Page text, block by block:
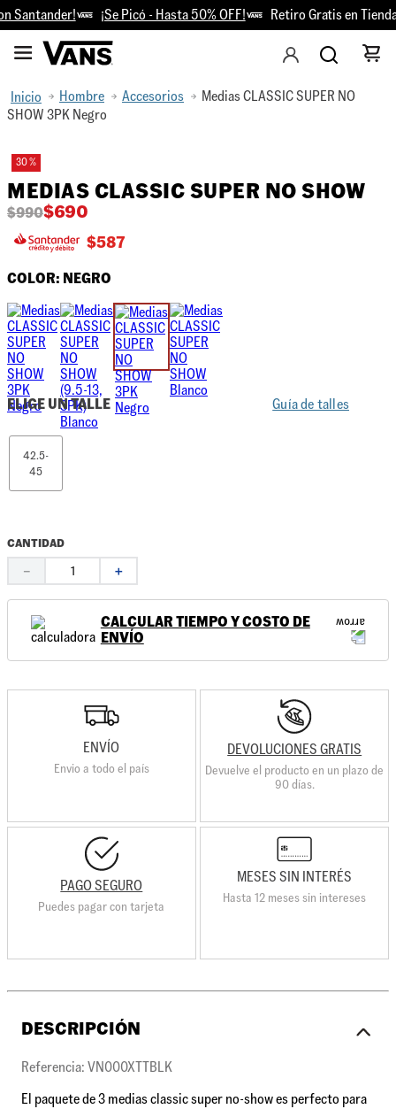
Santander! ¡Se Picó - Hasta 50% OFF! Retiro Gratis en Tiendas
Hombre Accesorios
Medias CLASSIC SUPER NO
SHOW 3PK Negro
30 %
MEDIAS CLASSIC SUPER NO SHOW
$690
$990
$587
COLOR: NEGRO
ELIGE UN TALLE Guía de talles
42.5-
45
CANTIDAD
＋
－
CALCULAR TIEMPO Y COSTO DE
ENVÍO
ENVÍO
Envio a todo el país
DEVOLUCIONES GRATIS
Devuelve el producto en un plazo de
90 días.
PAGO SEGURO
Puedes pagar con tarjeta
MESES SIN INTERÉS
Hasta 12 meses sin intereses
DESCRIPCIÓN
Referencia: VN000XTTBLK
El paquete de 3 medias classic super no-show es perfecto para